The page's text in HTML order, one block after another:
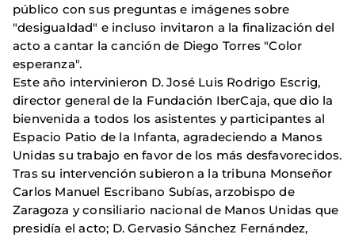
público con sus preguntas e imágenes sobre
"desigualdad" e incluso invitaron a la finalización del
acto a cantar la canción de Diego Torres "Color
esperanza".
Este año intervinieron D. José Luis Rodrigo Escrig,
director general de la Fundación IberCaja, que dio la
bienvenida a todos los asistentes y participantes al
Espacio Patio de la Infanta, agradeciendo a Manos
Unidas su trabajo en favor de los más desfavorecidos.
Tras su intervención subieron a la tribuna Monseñor
Carlos Manuel Escribano Subías, arzobispo de
Zaragoza y consiliario nacional de Manos Unidas que
presidía el acto; D. Gervasio Sánchez Fernández,